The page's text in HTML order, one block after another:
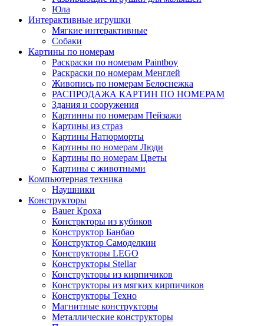
Юла
Интерактивные игрушки
Мягкие интерактивные
Собаки
Картины по номерам
Раскраски по номерам Paintboy
Раскраски по номерам Менглей
Живопись по номерам Белоснежка
РАСПРОДАЖА КАРТИН ПО НОМЕРАМ
Здания и сооружения
Картинны по номерам Пейзажи
Картины из страз
Картины Натюрморты
Картины по номерам Люди
Картины по номерам Цветы
Картины с животными
Компьютерная техника
Наушники
Конструкторы
Bauer Кроха
Констркторы из кубиков
Конструктор Банбао
Конструктор Самоделкин
Конструкторы LEGO
Конструкторы Stellar
Конструкторы из кирпичиков
Конструкторы из мягких кирпичиков
Конструкторы Техно
Магнитные конструкторы
Металлические конструкторы